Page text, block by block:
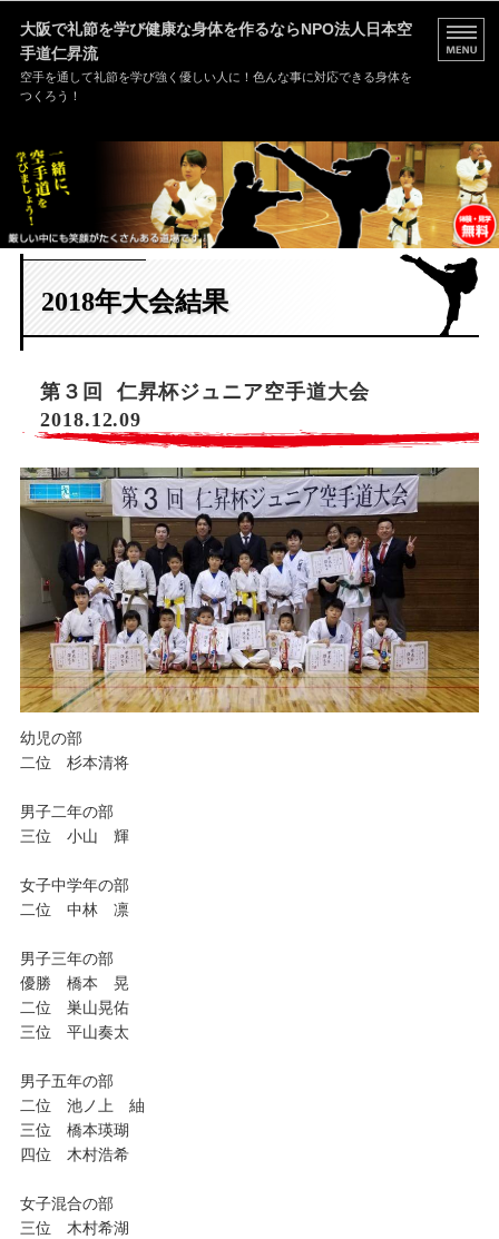
大阪で礼節を学び健康な身体を作るならNPO法人日本空
手道仁昇流
空手を通して礼節を学び強く優しい人に！色んな事に対応できる身体を
つくろう！
HOME
道場案内
稽古内容
入門案内
お問い合わせ
2018年大会結果
第３回 仁昇杯ジュニア空手道大会
2018.12.09
幼児の部
二位 杉本清将
男子二年の部
三位 小山 輝
女子中学年の部
二位 中林 凛
男子三年の部
優勝 橋本 晃
二位 巣山晃佑
三位 平山奏太
男子五年の部
二位 池ノ上 紬
三位 橋本瑛瑚
四位 木村浩希
女子混合の部
三位 木村希湖